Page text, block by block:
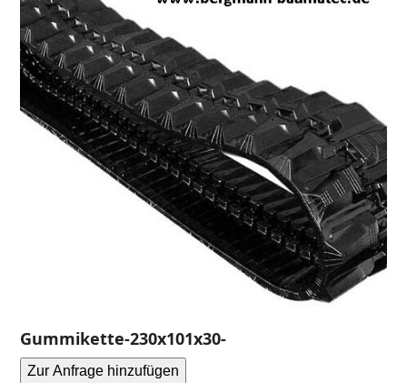
Gummikette-230x101x30-
Zur Anfrage hinzufügen